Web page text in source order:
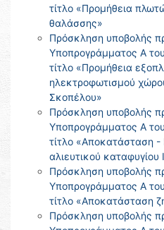
τίτλο «Προμήθεια
θαλάσσης»
Πρόσκληση υποβολής
Υποπρογράμματος Α
τίτλο «Προμήθεια
ηλεκτροφωτισμού
Σκοπέλου»
Πρόσκληση υποβολής
Υποπρογράμματος Α
τίτλο «Αποκατάσταση
αλιευτικού
Πρόσκληση υποβολής
Υποπρογράμματος Α
τίτλο «Αποκατάσταση
Πρόσκληση υποβολής